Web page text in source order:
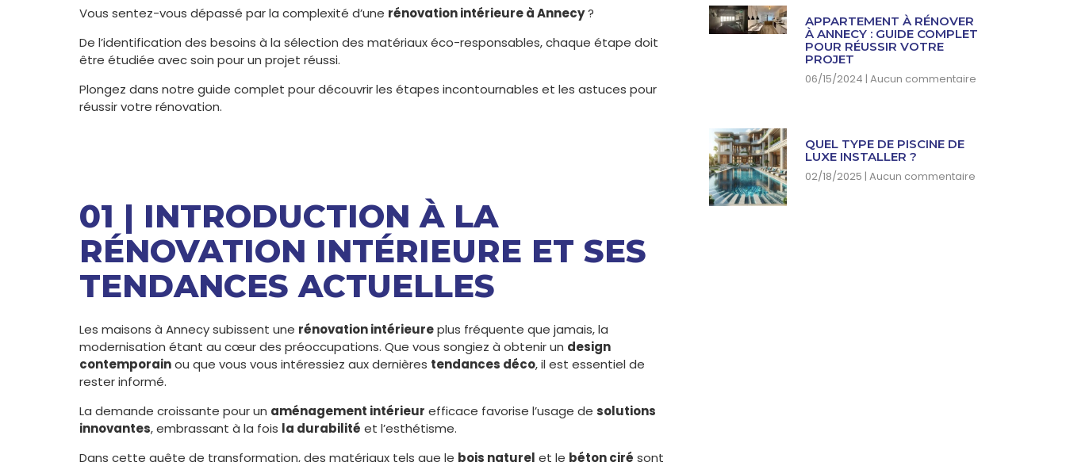
Vous sentez-vous dépassé par la complexité d’une rénovation intérieure à Annecy?
De l’identification des besoins à la sélection des matériaux éco-responsables, chaque étape doit
être étudiée avec soin pour un projet réussi.
Plongez dans notre guide complet pour découvrir les étapes incontournables et les astuces pour
réussir votre rénovation.
01 | INTRODUCTION À LA
RÉNOVATION INTÉRIEURE ET SES
TENDANCES ACTUELLES
Les maisons à Annecy subissent une rénovation intérieureplus fréquente que jamais, la
modernisation étant au cœur des préoccupations. Que vous songiez à obtenir un design
contemporainou que vous vous intéressiez aux dernières tendances déco, il est essentiel de
rester informé.
La demande croissante pour un aménagement intérieur efficace favorise l’usage de solutions
innovantes, embrassant à la fois la durabilité et l’esthétisme.
Dans cette quête de transformation, des matériaux tels que le bois naturel et le béton ciré sont
APPARTEMENT À RÉNOVER
À ANNECY : GUIDE COMPLET
POUR RÉUSSIR VOTRE
PROJET
06/15/2024 Aucun commentaire
QUEL TYPE DE PISCINE DE
LUXE INSTALLER ?
02/18/2025 Aucun commentaire